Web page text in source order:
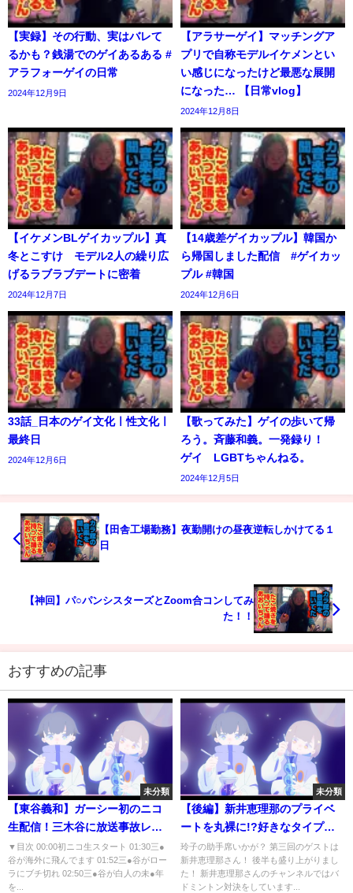
【実録】その行動、実はバレて
るかも？銭湯でのゲイあるある #
アラフォーゲイの日常
2024年12月9日
【アラサーゲイ】マッチングア
プリで自称モデルイケメンとい
い感じになったけど最悪な展開
になった… 【日常vlog】
2024年12月8日
【イケメンBLゲイカップル】真
冬とこすけ モデル2人の繰り広
げるラブラブデートに密着
2024年12月7日
【14歳差ゲイカップル】韓国か
ら帰国しました配信 #ゲイカッ
プル #韓国
2024年12月6日
33話_日本のゲイ文化ㅣ性文化ㅣ
最終日
2024年12月6日
【歌ってみた】ゲイの歩いて帰
ろう。斉藤和義。一発録り！
ゲイ LGBTちゃんねる。
2024年12月5日
【田舎工場勤務】夜勤開けの昼夜逆転しかけてる１
日
【神回】パ○パンシスターズとZoom合コンしてみ
た！！
おすすめの記事
未分類
【東谷義和】ガーシー初のニコ
生配信！三木谷に放送事故レベ
ルのブチ切れの理由が…
▼目次 00:00初ニコ生スタート 01:30三●
谷が海外に飛んでます 01:52三●谷がロー
ラにブチ切れ 02:50三●谷が白人の未●年
を...
未分類
【後編】新井恵理那のプライベ
ートを丸裸に!?好きなタイプは
〇〇
玲子の助手席いかが？ 第三回のゲストは
新井恵理那さん！ 後半も盛り上がりまし
た！ 新井恵理那さんのチャンネルではバ
ドミントン対決をしています...